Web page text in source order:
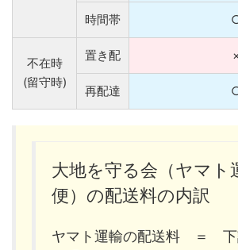
時間帯
不在時
(留守時)
置き配
再配達
大地を守る会（ヤマト
便）の配送料の内訳
ヤマト運輸の配送料 ＝